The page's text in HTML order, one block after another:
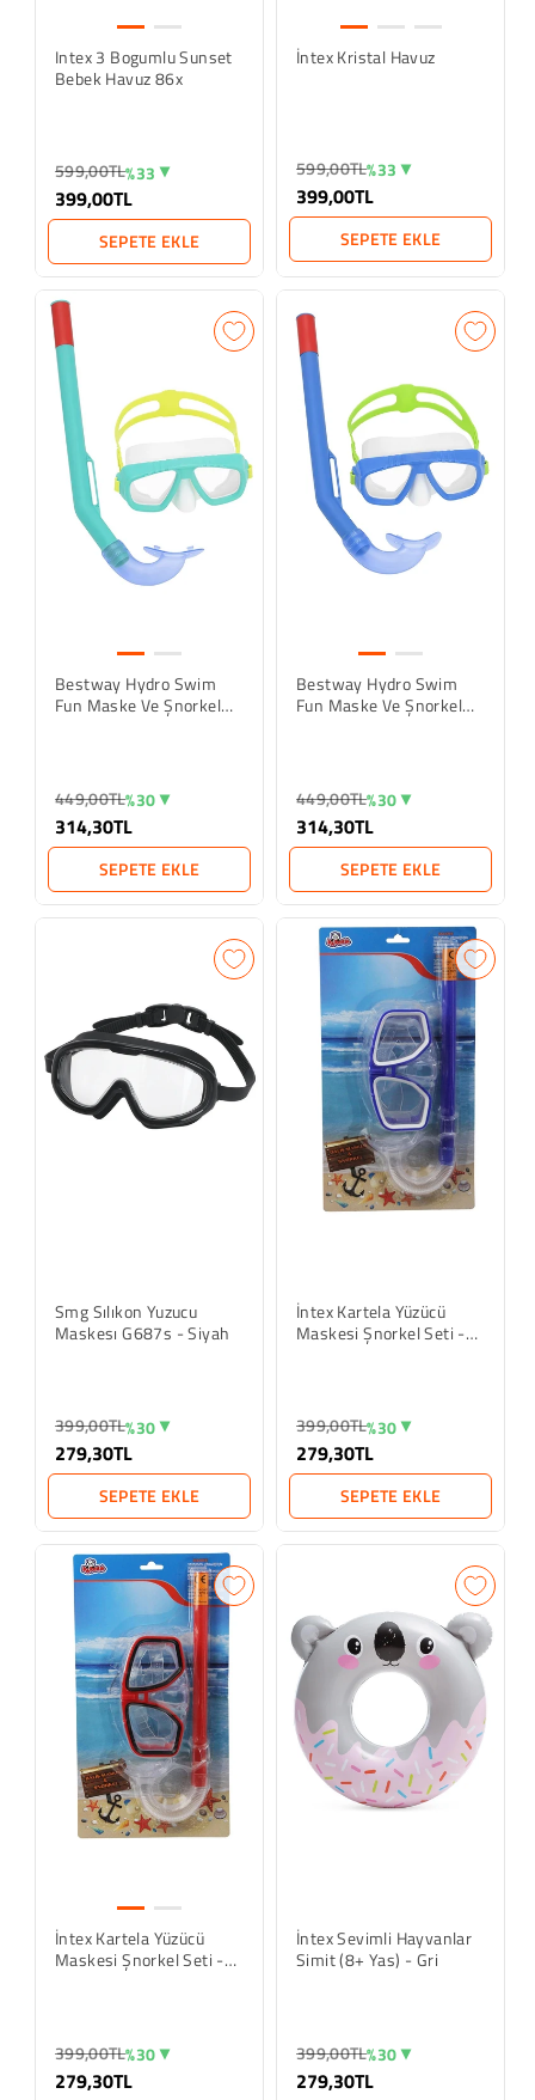
Intex 3 Bogumlu Sunset
Bebek Havuz 86x
599,00TL%33
399,00TL
SEPETE EKLE
İntex Kristal Havuz
599,00TL%33
399,00TL
SEPETE EKLE
Bestway Hydro Swim
Fun Maske Ve Şnorkel
449,00TL%30
314,30TL
SEPETE EKLE
Bestway Hydro Swim
Fun Maske Ve Şnorkel
449,00TL%30
314,30TL
SEPETE EKLE
Smg Sılıkon Yuzucu
Maskesı G687s - Siyah
399,00TL%30
279,30TL
SEPETE EKLE
İntex Kartela Yüzücü
Maskesi Şnorkel Seti -
399,00TL%30
279,30TL
SEPETE EKLE
İntex Kartela Yüzücü
Maskesi Şnorkel Seti -
399,00TL%30
279,30TL
İntex Sevimli Hayvanlar
Simit (8+ Yas) - Gri
399,00TL%30
279,30TL